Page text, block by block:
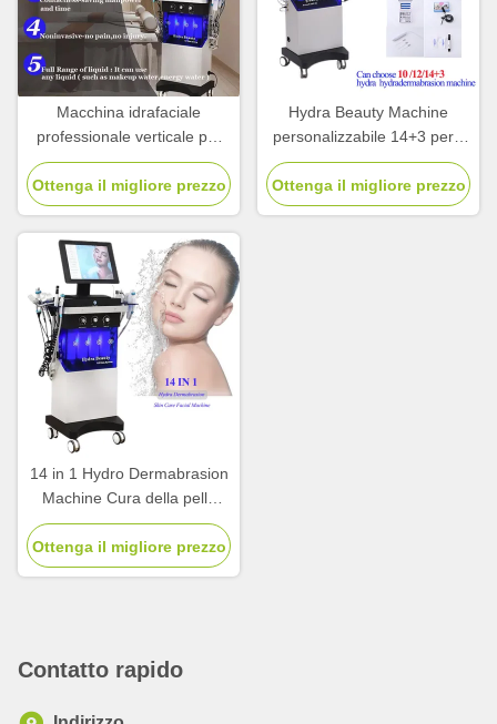
Macchina idrafaciale
professionale verticale per
pulizia profonda 14+3
Ottenga il migliore prezzo
Hydra Beauty Machine
personalizzabile 14+3 per il
trattamento dell'acne
Ottenga il migliore prezzo
14 in 1 Hydro Dermabrasion
Machine Cura della pelle
Hydro Facial Machine
Ottenga il migliore prezzo
Contatto rapido